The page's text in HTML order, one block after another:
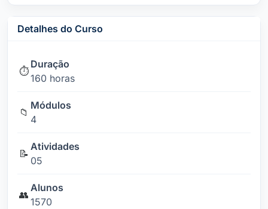
Detalhes do Curso
⏱️
Duração
160 horas
📁
Módulos
4
📝
Atividades
05
👥
Alunos
1570